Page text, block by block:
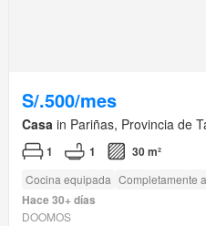
S/.500/mes
Casa in Pariñas, Provincia de
1 1 30 m²
Cocina equipada Completamente
Hace 30+ días
DOOMOS